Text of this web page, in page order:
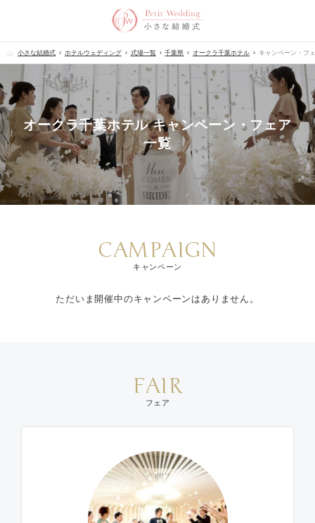
小さな結婚式 ホテルウェディング 式場一覧 千葉県 オークラ千葉ホテル キャンペーン・フ
オークラ千葉ホテル キャンペーン・フェア
一覧
CAMPAIGN
キャンペーン
ただいま開催中のキャンペーンはありません。
FAIR
フェア